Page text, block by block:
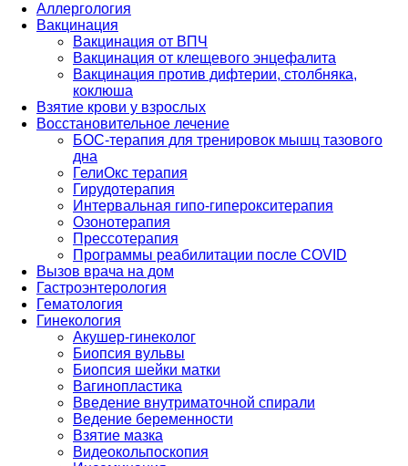
Аллергология
Вакцинация
Вакцинация от ВПЧ
Вакцинация от клещевого энцефалита
Вакцинация против дифтерии, столбняка,
коклюша
Взятие крови у взрослых
Восстановительное лечение
БОС-терапия для тренировок мышц тазового
дна
ГелиОкс терапия
Гирудотерапия
Интервальная гипо-гиперокситерапия
Озонотерапия
Прессотерапия
Программы реабилитации после СOVID
Вызов врача на дом
Гастроэнтерология
Гематология
Гинекология
Акушер-гинеколог
Биопсия вульвы
Биопсия шейки матки
Вагинопластика
Введение внутриматочной спирали
Ведение беременности
Взятие мазка
Видеокольпоскопия